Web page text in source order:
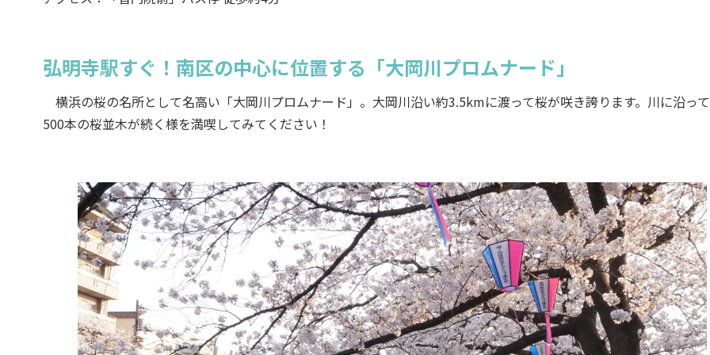
弘明寺駅すぐ！南区の中心に位置する「大岡川プロムナード」
横浜の桜の名所として名高い「大岡川プロムナード」。大岡川沿い約3.5kmに渡って桜が咲き誇ります。川に沿っ
500本の桜並木が続く様を満喫してみてください！